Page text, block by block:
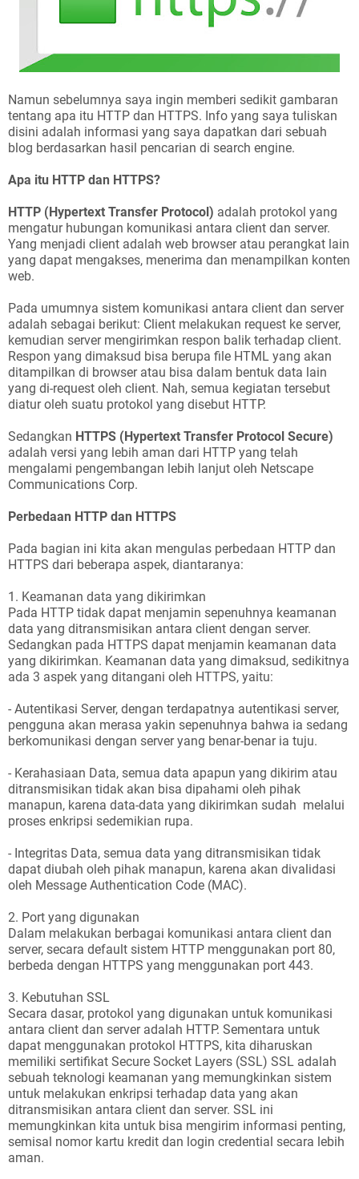
Namun sebelumnya saya ingin memberi sedikit gambaran
tentang apa itu HTTP dan HTTPS. Info yang saya tuliskan
disini adalah informasi yang saya dapatkan dari sebuah
blog berdasarkan hasil pencarian di search engine.
Apa itu HTTP dan HTTPS?
HTTP (Hypertext Transfer Protocol) adalah protokol yang
mengatur hubungan komunikasi antara client dan server.
Yang menjadi client adalah web browser atau perangkat lain
yang dapat mengakses, menerima dan menampilkan konten
web.
Pada umumnya sistem komunikasi antara client dan server
adalah sebagai berikut: Client melakukan request ke server,
kemudian server mengirimkan respon balik terhadap client.
Respon yang dimaksud bisa berupa file HTML yang akan
ditampilkan di browser atau bisa dalam bentuk data lain
yang di-request oleh client. Nah, semua kegiatan tersebut
diatur oleh suatu protokol yang disebut HTTP.
Sedangkan HTTPS (Hypertext Transfer Protocol Secure)
adalah versi yang lebih aman dari HTTP yang telah
mengalami pengembangan lebih lanjut oleh Netscape
Communications Corp.
Perbedaan HTTP dan HTTPS
Pada bagian ini kita akan mengulas perbedaan HTTP dan
HTTPS dari beberapa aspek, diantaranya:
1. Keamanan data yang dikirimkan
Pada HTTP tidak dapat menjamin sepenuhnya keamanan
data yang ditransmisikan antara client dengan server.
Sedangkan pada HTTPS dapat menjamin keamanan data
yang dikirimkan. Keamanan data yang dimaksud, sedikitnya
ada 3 aspek yang ditangani oleh HTTPS, yaitu:
- Autentikasi Server, dengan terdapatnya autentikasi server,
pengguna akan merasa yakin sepenuhnya bahwa ia sedang
berkomunikasi dengan server yang benar-benar ia tuju.
- Kerahasiaan Data, semua data apapun yang dikirim atau
ditransmisikan tidak akan bisa dipahami oleh pihak
manapun, karena data-data yang dikirimkan sudah melalui
proses enkripsi sedemikian rupa.
- Integritas Data, semua data yang ditransmisikan tidak
dapat diubah oleh pihak manapun, karena akan divalidasi
oleh Message Authentication Code (MAC).
2. Port yang digunakan
Dalam melakukan berbagai komunikasi antara client dan
server, secara default sistem HTTP menggunakan port 80,
berbeda dengan HTTPS yang menggunakan port 443.
3. Kebutuhan SSL
Secara dasar, protokol yang digunakan untuk komunikasi
antara client dan server adalah HTTP. Sementara untuk
dapat menggunakan protokol HTTPS, kita diharuskan
memiliki sertifikat Secure Socket Layers (SSL) SSL adalah
sebuah teknologi keamanan yang memungkinkan sistem
untuk melakukan enkripsi terhadap data yang akan
ditransmisikan antara client dan server. SSL ini
memungkinkan kita untuk bisa mengirim informasi penting,
semisal nomor kartu kredit dan login credential secara lebih
aman.